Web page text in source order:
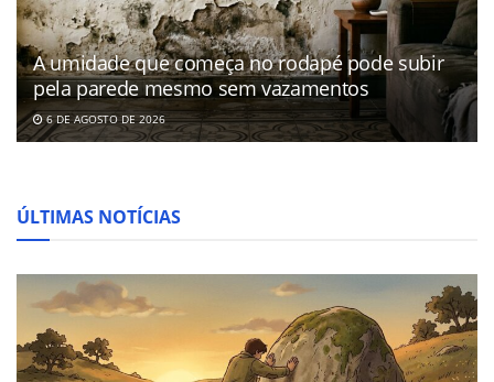
A umidade que começa no rodapé pode subir
pela parede mesmo sem vazamentos
6 DE AGOSTO DE 2026
ÚLTIMAS NOTÍCIAS